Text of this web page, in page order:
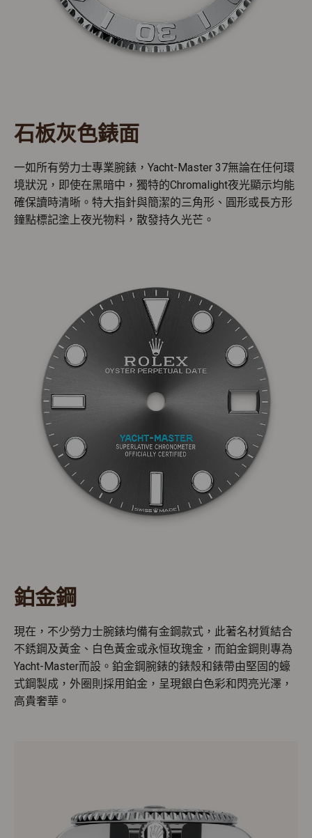
石板灰色錶面
一如所有勞力士專業腕錶，Yacht-Master 37無論在任何環
境狀況，即使在黑暗中，獨特的Chromalight夜光顯示均能
確保讀時清晰。特大指針與簡潔的三角形、圓形或長方形
鐘點標記塗上夜光物料，散發持久光芒。
鉑金鋼
現在，不少勞力士腕錶均備有金鋼款式，此著名材質結合
不銹鋼及黃金、白色黃金或永恒玫瑰金，而鉑金鋼則專為
Yacht-Master而設。鉑金鋼腕錶的錶殼和錶帶由堅固的蠔
式鋼製成，外圈則採用鉑金，呈現銀白色彩和閃亮光澤，
高貴奢華。